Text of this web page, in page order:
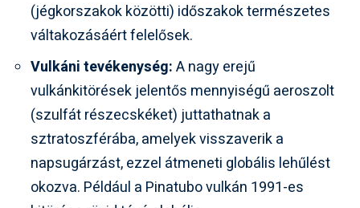
(jégkorszakok közötti) időszakok természetes
váltakozásáért felelősek.
Vulkáni tevékenység:A nagy erejű
vulkánkitörések jelentős mennyiségű aeroszolt
(szulfát részecskéket) juttathatnak a
sztratoszférába, amelyek visszaverik a
napsugárzást, ezzel átmeneti globális lehűlést
okozva. Például a Pinatubo vulkán 1991-es